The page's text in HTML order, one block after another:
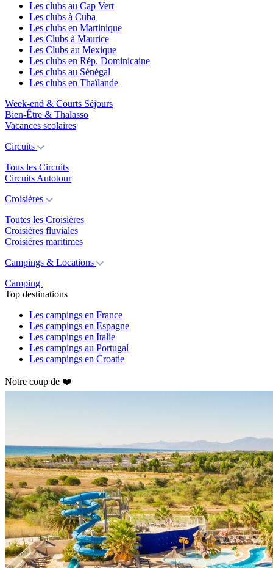
Les clubs au Cap Vert
Les clubs à Cuba
Les clubs en Martinique
Les Clubs à Maurice
Les Clubs au Mexique
Les clubs en Rép. Dominicaine
Les clubs au Sénégal
Les clubs en Thaïlande
Week-end & Courts Séjours
Bien-Être & Thalasso
Vacances scolaires
Circuits
Tous les Circuits
Circuits Autotour
Croisières
Toutes les Croisières
Croisières fluviales
Croisières maritimes
Campings & Locations
Camping
Top destinations
Les campings en France
Les campings en Espagne
Les campings en Italie
Les campings au Portugal
Les campings en Croatie
Notre coup de ❤️